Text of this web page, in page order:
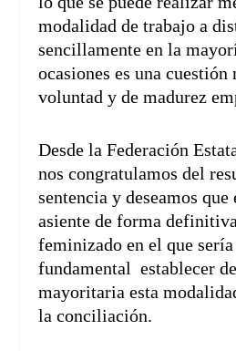
modalidad de trabajo a
sencillamente en la
ocasiones es una cuestión
voluntad y de madurez
Desde la Federación
nos congratulamos del
sentencia y deseamos
asiente de forma
feminizado en el que
fundamental establecer
mayoritaria esta
la conciliación.